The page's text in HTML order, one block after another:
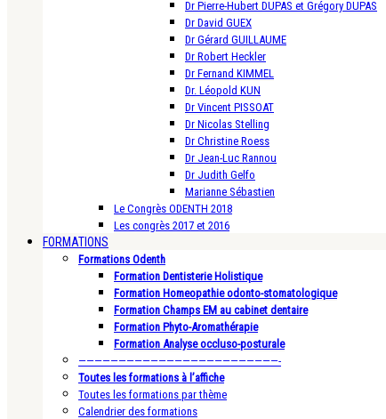
Dr Pierre-Hubert DUPAS et Grégory DUPAS
Dr David GUEX
Dr Gérard GUILLAUME
Dr Robert Heckler
Dr Fernand KIMMEL
Dr. Léopold KUN
Dr Vincent PISSOAT
Dr Nicolas Stelling
Dr Christine Roess
Dr Jean-Luc Rannou
Dr Judith Gelfo
Marianne Sébastien
Le Congrès ODENTH 2018
Les congrès 2017 et 2016
FORMATIONS
Formations Odenth
Formation Dentisterie Holistique
Formation Homeopathie odonto-stomatologique
Formation Champs EM au cabinet dentaire
Formation Phyto-Aromathérapie
Formation Analyse occluso-posturale
—————————————————————————-
Toutes les formations à l’affiche
Toutes les formations par thème
Calendrier des formations